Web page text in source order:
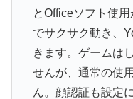
とOfficeソフト使
でサクサク動き、
きます。ゲームは
せんが、通常の使
ん。顔認証も設定